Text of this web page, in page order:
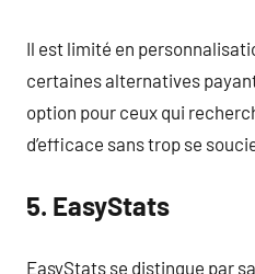
Il est limité en
certaines alternatives
option pour ceux qui
d’efficace sans trop se
5. EasyStats
EasyStats se distingue par